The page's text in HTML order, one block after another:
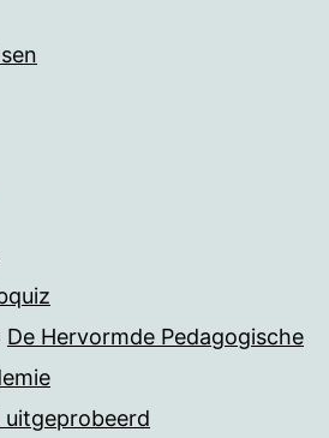
De Hervormde Pedagogische
uitgeprobeerd